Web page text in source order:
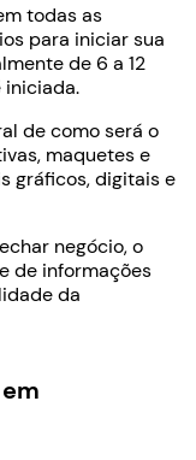
todas as
para iniciar sua
de 6 a 12
iniciada.
de como será o
maquetes e
gráficos, digitais e
negócio, o
de informações
da